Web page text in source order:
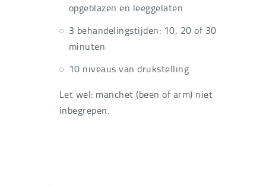
opgeblazen en leeggelaten
3 behandelingstijden: 10, 20 of 30
minuten
10 niveaus van drukstelling
Let wel: manchet (been of arm) niet
inbegrepen.